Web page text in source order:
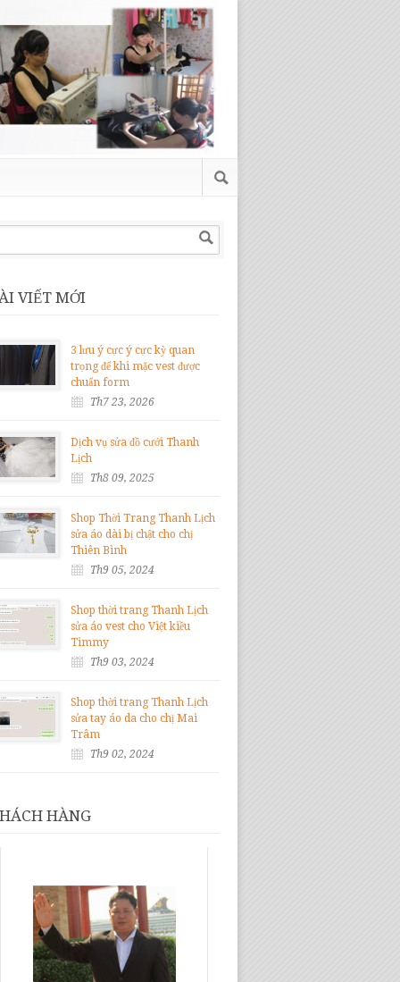
VIẾT MỚI
3 lưu ý cực ý cực kỳ quan
trọng để khi mặc vest được
chuẩn form
Th7 23, 2026
Dịch vụ sửa đồ cưới Thanh
Lịch
Th8 09, 2025
Shop Thời Trang Thanh Lịch
sửa áo dài bị chật cho chị
Thiên Bình
Th9 05, 2024
Shop thời trang Thanh Lịch
sửa áo vest cho Việt kiều
Timmy
Th9 03, 2024
Shop thời trang Thanh Lịch
sửa tay áo da cho chị Mai
Trâm
Th9 02, 2024
HÀNG